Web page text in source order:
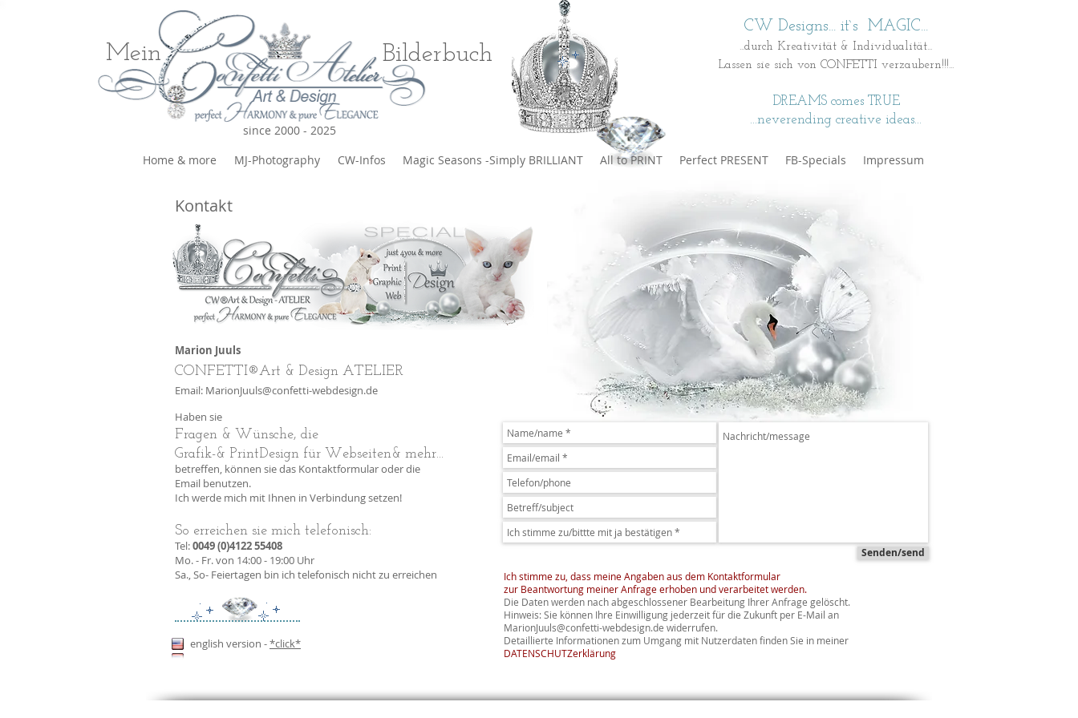
since 2000 - 2025
CW Designs... it`s MAGIC...
...durch Kreativität & Individualität...
Lassen sie sich von CONFETTI verzaubern!!!...
DREAMS comes TRUE
...neverending creative ideas...
Home & more MJ-Photography CW-Infos Magic Seasons -Simply BRILLIANT All to PRINT Perfect PRESENT FB-Specials Impressum
Mein Bilderbuch
Kontakt
Marion Juuls
CONFETTI®Art & Design ATELIER
Email: MarionJuuls@confetti-webdesign.de
Haben sie
Fragen & Wünsche, die
Grafik-& PrintDesign für Webseiten& mehr...
betreffen, können sie das Kontaktformular oder die
Email benutzen.
Ich werde mich mit Ihnen in Verbindung setzen!
So erreichen sie mich telefonisch:
Tel:0049 (0)4122 55408
Mo. - Fr. von 14:00 - 19:00 Uhr
Sa., So- Feiertagen bin ich telefonisch nicht zu erreichen
english version -*click*
Ich stimme zu, dass meine Angaben aus dem Kontaktformular
zur Beantwortung meiner Anfrage erhoben und verarbeitet werden.
Die Daten werden nach abgeschlossener Bearbeitung Ihrer Anfrage gelöscht.
Hinweis: Sie können Ihre Einwilligung jederzeit für die Zukunft per E-Mail an
MarionJuuls@confetti-webdesign.de widerrufen.
Detaillierte Informationen zum Umgang mit Nutzerdaten finden Sie in meiner
DATENSCHUTZerklärung
Senden/send